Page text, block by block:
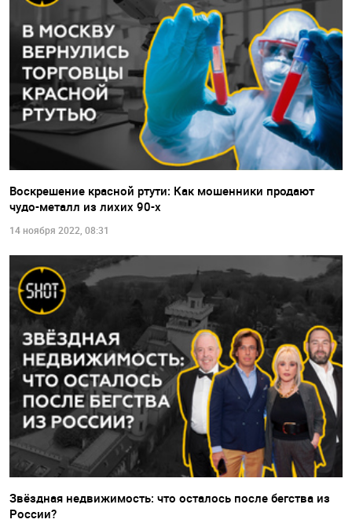
Воскрешение красной ртути: Как мошенники продают
чудо-металл из лихих 90-х
14 ноября 2022, 08:31
Звёздная недвижимость: что осталось после бегства из
России?